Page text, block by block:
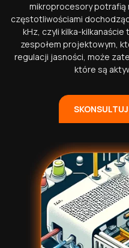
mikroprocesory potrafią
częstotliwościami
kHz, czyli kilka-kilkanaście
zespołem projektowym,
regulacji jasności, może
które są